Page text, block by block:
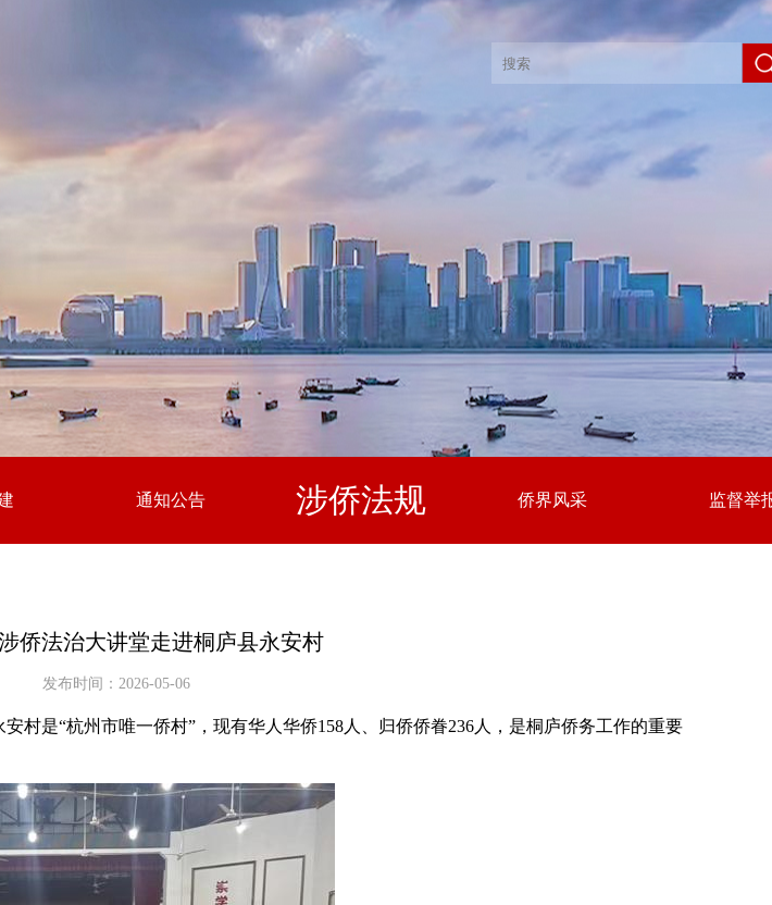
通知公告 涉侨法规 侨界风采 监督举
侨法治大讲堂走进桐庐县永安村
发布时间：2026-05-06
村是“杭州市唯一侨村”，现有华人华侨158人、归侨侨眷236人，是桐庐侨务工作的重要